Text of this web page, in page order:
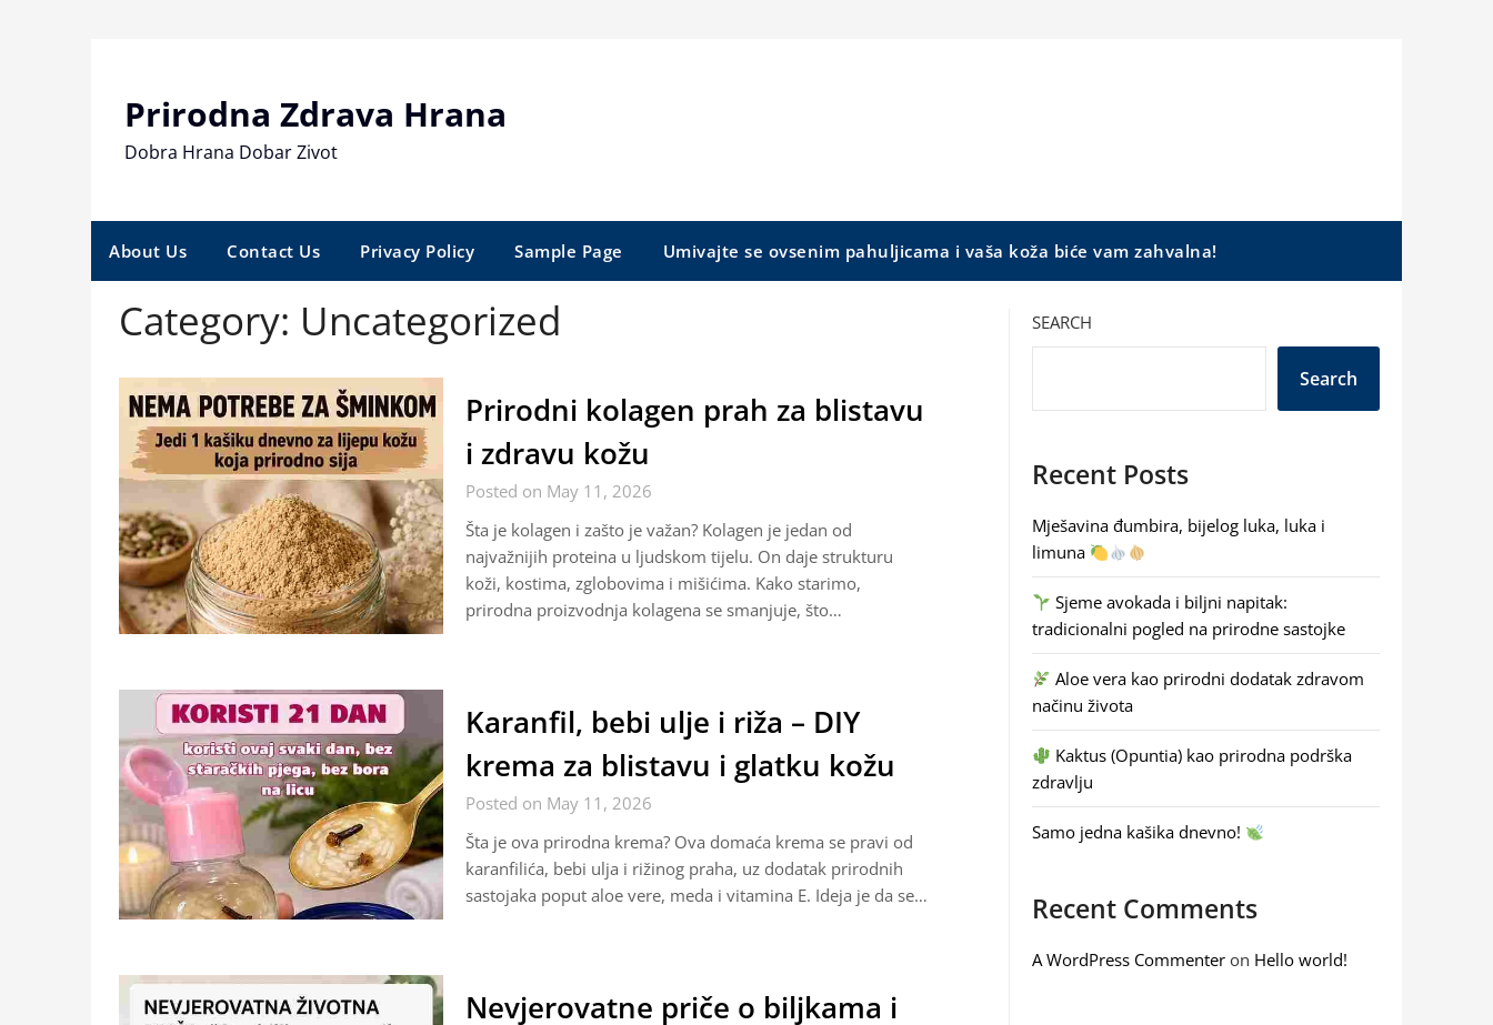
Prirodna Zdrava Hrana
Dobra Hrana Dobar Zivot
About Us Contact Us Privacy Policy Sample Page Umivajte se ovsenim pahuljicama i vaša koža biće vam zahvalna!
Category: Uncategorized
Prirodni kolagen prah za blistavu
i zdravu kožu
Posted on May 11, 2026
Šta je kolagen i zašto je važan? Kolagen je jedan od
najvažnijih proteina u ljudskom tijelu. On daje strukturu
koži, kostima, zglobovima i mišićima. Kako starimo,
prirodna proizvodnja kolagena se smanjuje, što…
Karanfil, bebi ulje i riža – DIY
krema za blistavu i glatku kožu
Posted on May 11, 2026
Šta je ova prirodna krema? Ova domaća krema se pravi od
karanfilića, bebi ulja i rižinog praha, uz dodatak prirodnih
sastojaka poput aloe vere, meda i vitamina E. Ideja je da se…
Nevjerovatne priče o biljkama i
SEARCH
Search
Recent Posts
Mješavina đumbira, bijelog luka, luka i
limuna
Sjeme avokada i biljni napitak:
tradicionalni pogled na prirodne sastojke
Aloe vera kao prirodni dodatak zdravom
načinu života
Kaktus (Opuntia) kao prirodna podrška
zdravlju
Samo jedna kašika dnevno!
Recent Comments
A WordPress Commenteron Hello world!